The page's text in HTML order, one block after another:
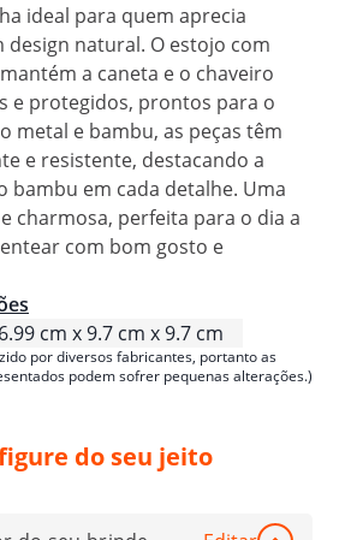
ideal para quem aprecia
design natural. O estojo com
a caneta e o chaveiro
e protegidos, prontos para o
metal e bambu, as peças têm
e resistente, destacando a
bambu em cada detalhe. Uma
charmosa, perfeita para o dia a
com bom gosto e
cm x 9.7 cm x 9.7 cm
por diversos fabricantes, portanto as
podem sofrer pequenas alterações.)
do seu jeito